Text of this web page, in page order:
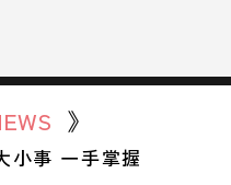
》
小事 一手掌握